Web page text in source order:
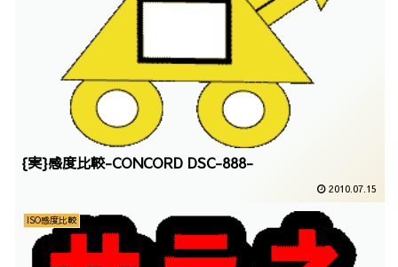
{実}感度比較-CONCORD DSC-888-
2010.07.15
ISO感度比較